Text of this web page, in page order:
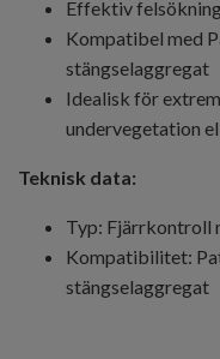
Effektiv
Kompatibel med
stängselaggregat
Idealisk för
undervegetation
Teknisk data:
Typ: Fjärrkontroll
Kompatibilitet:
stängselaggregat